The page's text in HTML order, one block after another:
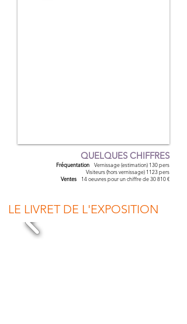
QUELQUES CHIFFRES
Fréquentation Vernissage (estimation) 130 pers
Visiteurs (hors vernissage) 1123 pers
Ventes 14 oeuvres pour un chiffre de 30 810 €
LE LIVRET DE L'EXPOSITION